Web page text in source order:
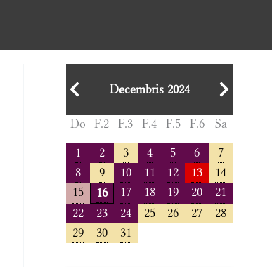
Decembris 2024
Do F.2 F.3 F.4 F.5 F.6 Sa
1 2 3 4 5 6
7
8
9 10 11 12 13
14
15
16 17 18 19 20
21
22
23 24 25 26 27
28
29
30 31